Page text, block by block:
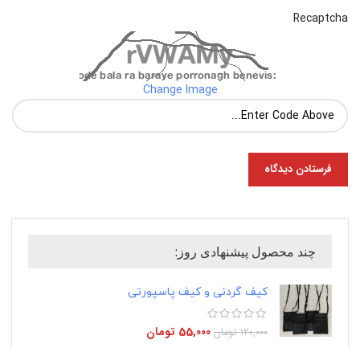
Recaptcha
Change Image
چند محصول پیشنهادی روز:
کیف گردنی و کیف پاسپورتی
120,000 تومان 55,000 تومان